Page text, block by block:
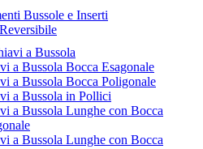
Bussole e Inserti
a Bussola
a Bussola Bocca Esagonale
a Bussola Bocca Poligonale
a Bussola in Pollici
a Bussola Lunghe con Bocca
a Bussola Lunghe con Bocca